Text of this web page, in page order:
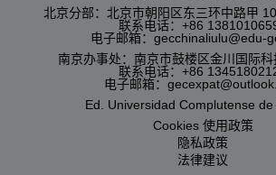
北京分部：北京市朝阳区东三环中路甲
联系电话：+86
电子邮箱：gecchinaliulu@edu-
南京办事处：南京市鼓楼区金川国际
联系电话：+86
电子邮箱：
Ed. Universidad Complutense de
Cookies 使用政策
隐私政策
法律建议